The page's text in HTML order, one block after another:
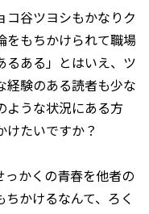
コ谷ツヨシもかなりク
をもちかけられて職場
ある」とはいえ、ツ
経験のある読者も少な
ような状況にある方
けたいですか？
っかくの青春を他者の
かけるなんて、ろく